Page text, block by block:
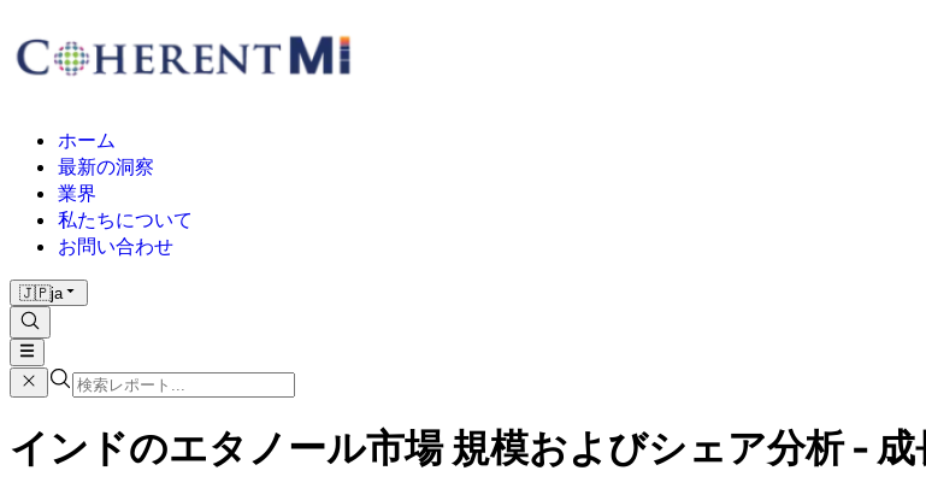
ホーム
最新の洞察
業界
私たちについて
お問い合わせ
🇯🇵ja
インドのエタノール市場 規模およびシェア分析 -